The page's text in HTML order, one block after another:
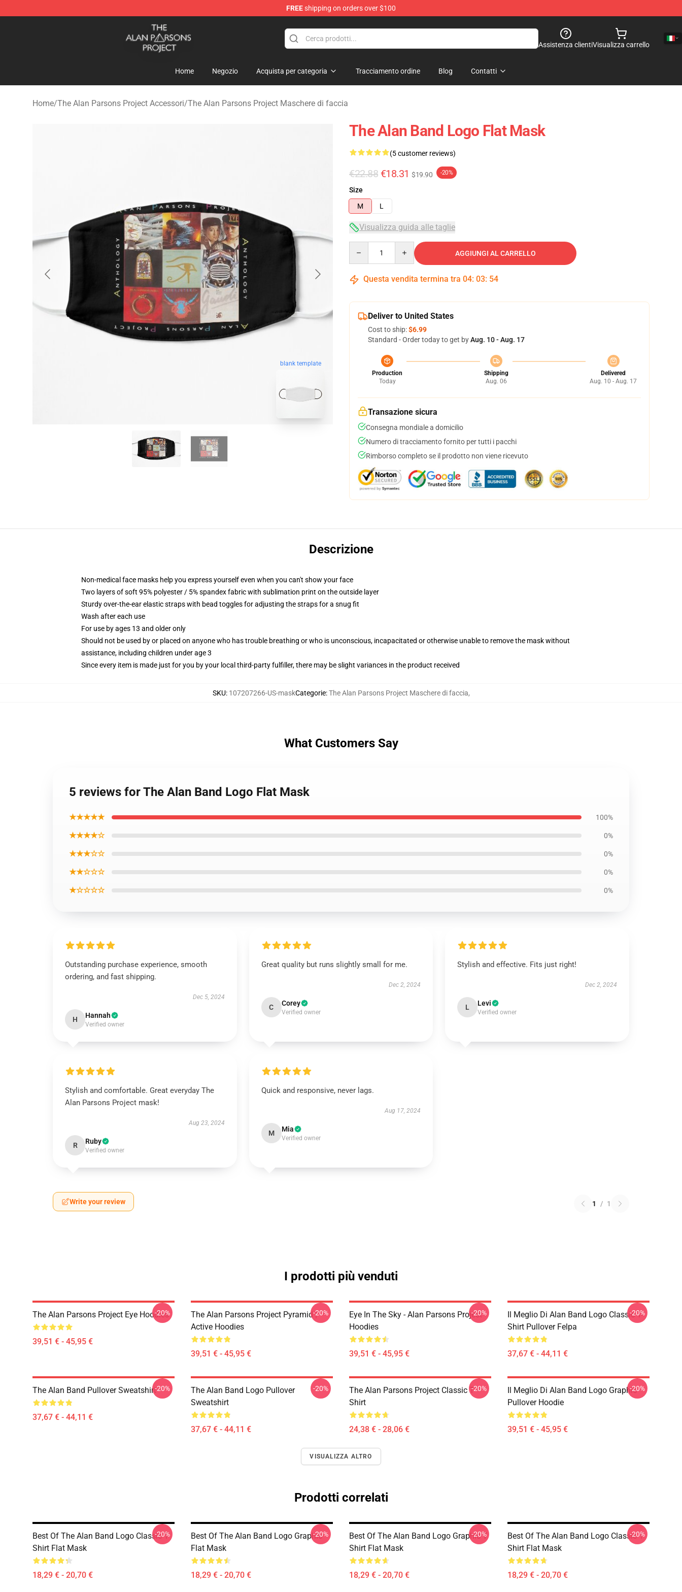
FREEshipping on orders over $100
The Alan Parsons Project Store - Official The Alan Parsons Project Merchandise Shop
Assistenza clientiVisualizza carrello
Home Negozio Acquista per categoria Tracciamento ordine Blog Contatti
Home/The Alan Parsons Project Accessori/The Alan Parsons Project Maschere di faccia
blank template
The Alan Band Logo Flat Mask
(5 customer reviews)
€22.88 €18.31 $19.90 -20%
Size
M
L
Visualizza guida alle taglie
AGGIUNGI AL CARRELLO
Questa vendita termina tra 04: 03: 53
Deliver to United States
Cost to ship:$6.99
Standard - Order today to get byAug. 10 - Aug. 17
Production
Today
Shipping
Aug. 06
Delivered
Aug. 10 - Aug. 17
Transazione sicura
Consegna mondiale a domicilio
Numero di tracciamento fornito per tutti i pacchi
Rimborso completo se il prodotto non viene ricevuto
Descrizione
Non-medical face masks help you express yourself even when you can't show your face
Two layers of soft 95% polyester / 5% spandex fabric with sublimation print on the outside layer
Sturdy over-the-ear elastic straps with bead toggles for adjusting the straps for a snug fit
Wash after each use
For use by ages 13 and older only
Should not be used by or placed on anyone who has trouble breathing or who is unconscious, incapacitated or otherwise unable to remove the mask without
assistance, including children under age 3
Since every item is made just for you by your local third-party fulfiller, there may be slight variances in the product received
SKU: 107207266-US-maskCategorie:The Alan Parsons Project Maschere di faccia,
What Customers Say
5 reviews for The Alan Band Logo Flat Mask
★★★★★ 100%
★★★★☆ 0%
★★★☆☆ 0%
★★☆☆☆ 0%
★☆☆☆☆ 0%
Outstanding purchase experience, smooth
ordering, and fast shipping.
Dec 5, 2024
H Hannah
Verified owner
Great quality but runs slightly small for me.
Dec 2, 2024
C Corey
Verified owner
Stylish and effective. Fits just right!
Dec 2, 2024
L Levi
Verified owner
Stylish and comfortable. Great everyday The
Alan Parsons Project mask!
Aug 23, 2024
R Ruby
Verified owner
Quick and responsive, never lags.
Aug 17, 2024
M Mia
Verified owner
Write your review 1 / 1
I prodotti più venduti
The Alan Parsons Project Eye Hoodies
39,51 € - 45,95 €
-20%
The Alan Parsons Project Pyramid |
Active Hoodies
39,51 € - 45,95 €
-20%
Eye In The Sky - Alan Parsons Project -
Hoodies
39,51 € - 45,95 €
-20%
Il Meglio Di Alan Band Logo Classic T-
Shirt Pullover Felpa
37,67 € - 44,11 €
-20%
The Alan Band Pullover Sweatshirt
37,67 € - 44,11 €
-20%
The Alan Band Logo Pullover
Sweatshirt
37,67 € - 44,11 €
-20%
The Alan Parsons Project Classic T-
Shirt
24,38 € - 28,06 €
-20%
Il Meglio Di Alan Band Logo Graphic
Pullover Hoodie
39,51 € - 45,95 €
-20%
VISUALIZZA ALTRO
Prodotti correlati
Best Of The Alan Band Logo Classic T-
Shirt Flat Mask
18,29 € - 20,70 €
-20%
Best Of The Alan Band Logo Graphic
Flat Mask
18,29 € - 20,70 €
-20%
Best Of The Alan Band Logo Graphic T
Shirt Flat Mask
18,29 € - 20,70 €
-20%
Best Of The Alan Band Logo Classic T-
Shirt Flat Mask
18,29 € - 20,70 €
-20%